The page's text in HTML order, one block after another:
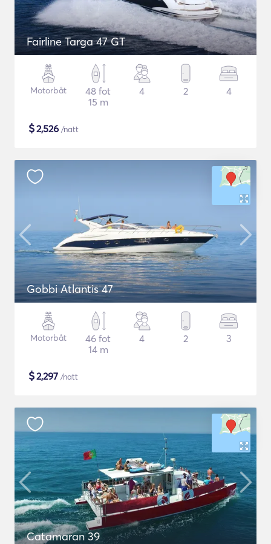
Fairline Targa 47 GT
Motorbåt
48 fot
15 m
4 2 4
$2,526 /natt
Gobbi Atlantis 47
Motorbåt
46 fot
14 m
4 2 3
$2,297 /natt
Catamaran 39